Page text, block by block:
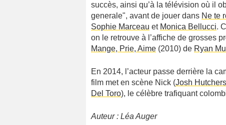
succès, ainsi qu’à la télévision où il
generale", avant de jouer dans Ne te
Sophie Marceau et Monica Bellucci.
on le retrouve à l’affiche de grosses
Mange, Prie, Aime (2010) de Ryan
En 2014, l’acteur passe derrière la
film met en scène Nick (Josh
Del Toro), le célèbre trafiquant
Auteur : Léa Auger